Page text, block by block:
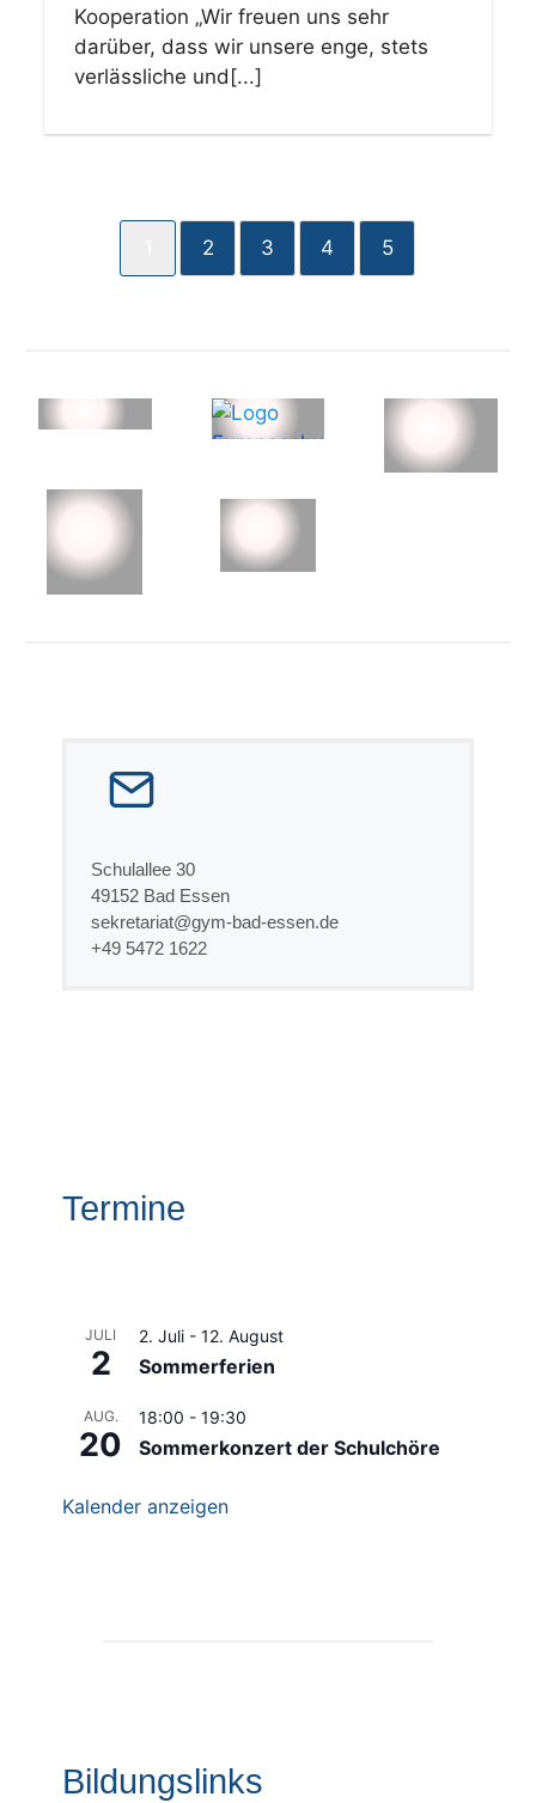
Kooperation „Wir freuen uns sehr
darüber, dass wir unsere enge, stets
verlässliche und[...]
2 3 4 5
Schulallee 30
49152 Bad Essen
sekretariat@gym-bad-essen.de
+49 5472 1622
Termine
JULI
2
2. Juli - 12. August
Sommerferien
AUG.
20
18:00 - 19:30
Sommerkonzert der Schulchöre
Kalender anzeigen
Bildungslinks